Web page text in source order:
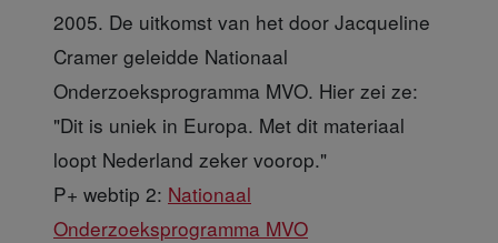
2005. De uitkomst van het door Jacqueline
Cramer geleidde Nationaal
Onderzoeksprogramma MVO. Hier zei ze:
"Dit is uniek in Europa. Met dit materiaal
loopt Nederland zeker voorop."
P+ webtip 2: Nationaal
Onderzoeksprogramma MVO